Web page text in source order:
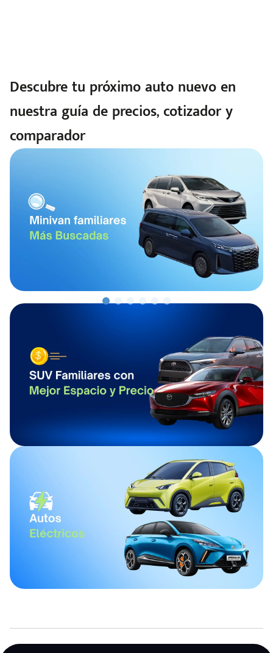
Descubre tu próximo auto nuevo en
nuestra guía de precios, cotizador y
comparador